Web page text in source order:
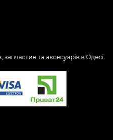
та аксесуарів в Одесі.